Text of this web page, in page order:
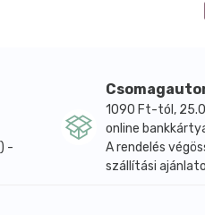
-
1090 Ft-tól,
online
A rendelés
szállítási